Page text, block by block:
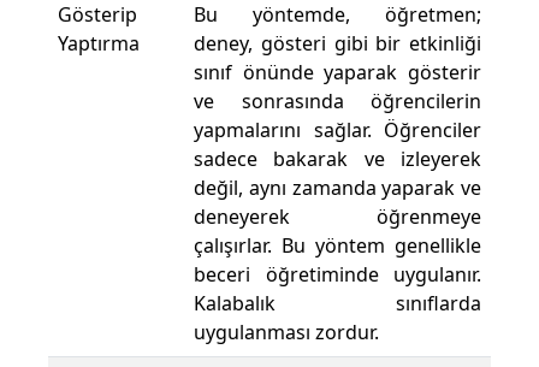
Gösterip
Yaptırma
Bu yöntemde, öğretmen;
deney, gösteri gibi bir etkinliği
sınıf önünde yaparak gösterir
ve sonrasında öğrencilerin
yapmalarını sağlar. Öğrenciler
sadece bakarak ve izleyerek
değil, aynı zamanda yaparak ve
deneyerek öğrenmeye
çalışırlar. Bu yöntem genellikle
beceri öğretiminde uygulanır.
Kalabalık sınıflarda
uygulanması zordur.